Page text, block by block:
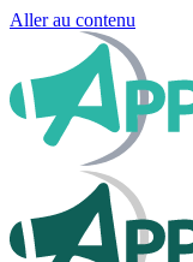
Aller au contenu